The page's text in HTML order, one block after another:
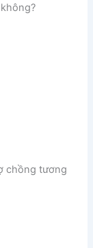
chồng tương